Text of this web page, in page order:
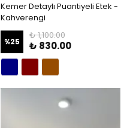
Kemer Detaylı Puantiyeli Etek -
Kahverengi
%25
₺ 1,100.00
₺ 830.00